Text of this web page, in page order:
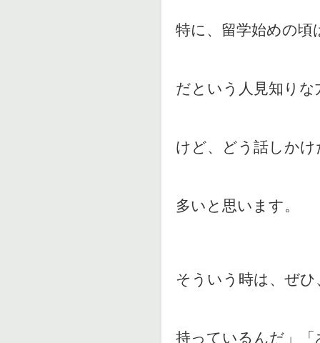
特に、留学始めの
だという人見知り
けど、どう話しか
多いと思います。
そういう時は、ぜ
持っているんだ」